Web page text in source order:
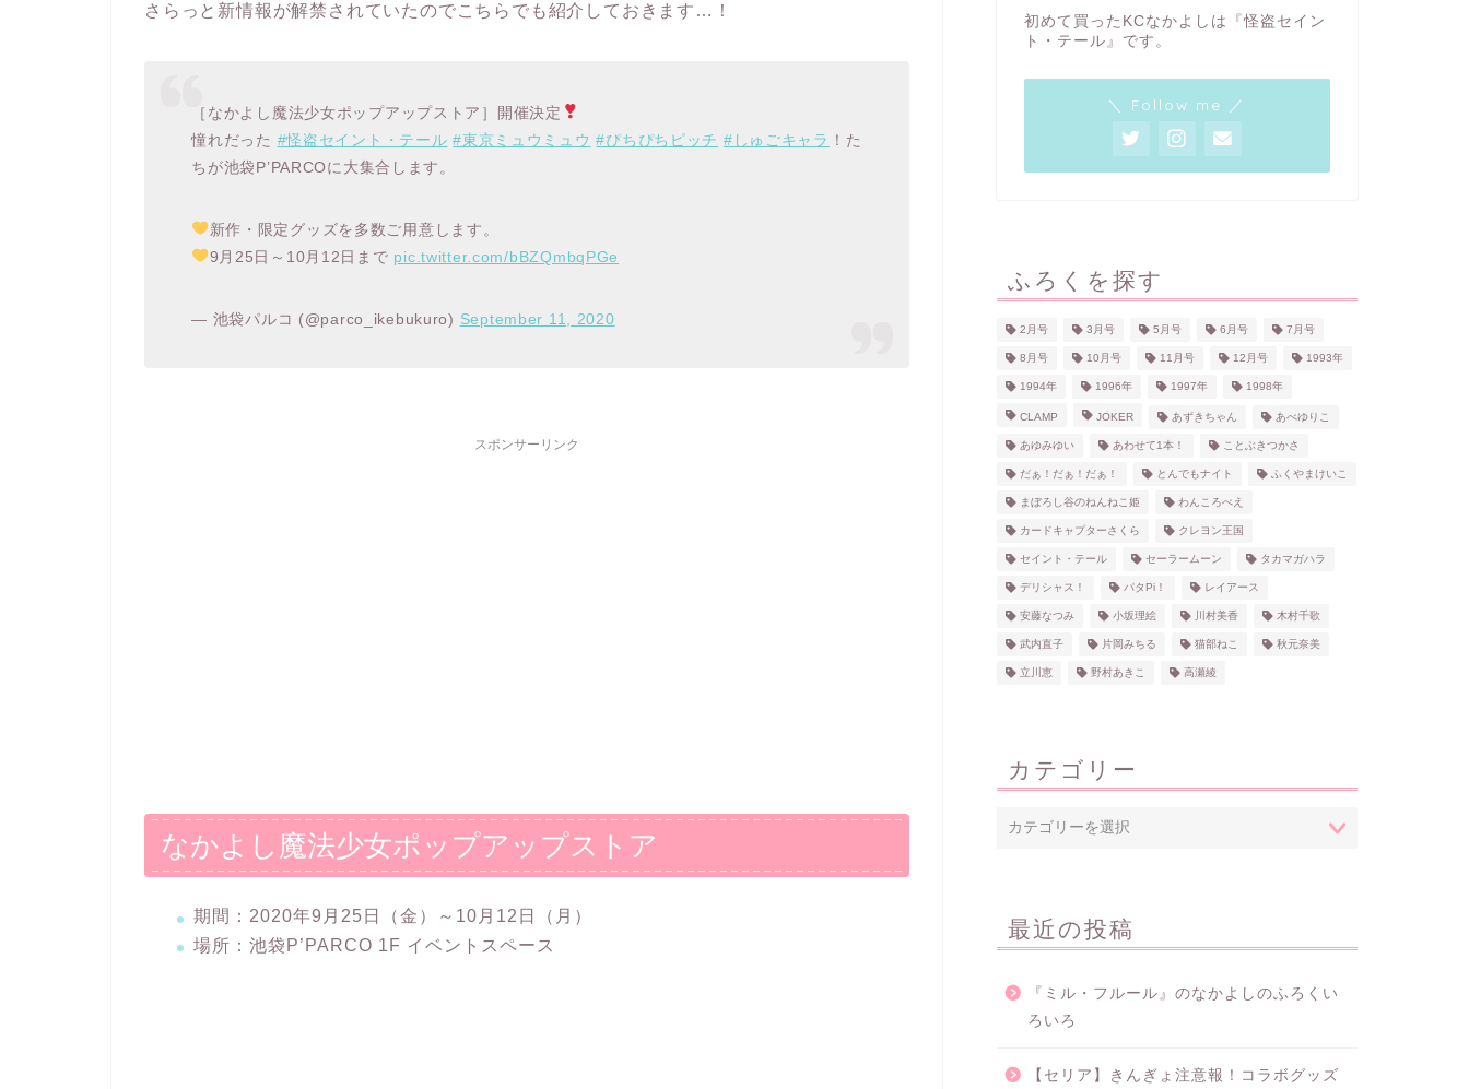
さらっと新情報が解禁されていたのでこちらでも紹介しておきます…！
［なかよし魔法少女ポップアップストア］開催決定
憧れだった #怪盗セイント・テール #東京ミュウミュウ #ぴちぴちピッチ #しゅごキャラ ！た
ちが池袋P’PARCOに大集合します。
新作・限定グッズを多数ご用意します。
9月25日～10月12日まで pic.twitter.com/bBZQmbqPGe
— 池袋パルコ (@parco_ikebukuro) September 11, 2020
スポンサーリンク
なかよし魔法少女ポップアップストア
期間：2020年9月25日（金）～10月12日（月）
場所：池袋P’PARCO 1F イベントスペース
初めて買ったKCなかよしは『怪盗セイン
ト・テール』です。
＼ Follow me ／
ふろくを探す
2月号 3月号 5月号 6月号 7月号
8月号 10月号 11月号 12月号 1993年
1994年 1996年 1997年 1998年
CLAMP JOKER あずきちゃん あべゆりこ
あゆみゆい あわせて1本！ ことぶきつかさ
だぁ！だぁ！だぁ！ とんでもナイト ふくやまけいこ
まぼろし谷のねんねこ姫 わんころべえ
カードキャプターさくら クレヨン王国
セイント・テール セーラームーン タカマガハラ
デリシャス！ パタPi！ レイアース
安藤なつみ 小坂理絵 川村美香 木村千歌
武内直子 片岡みちる 猫部ねこ 秋元奈美
立川恵 野村あきこ 高瀬綾
カテゴリー
最近の投稿
『ミル・フルール』のなかよしのふろくい
ろいろ
【セリア】きんぎょ注意報！コラボグッズ